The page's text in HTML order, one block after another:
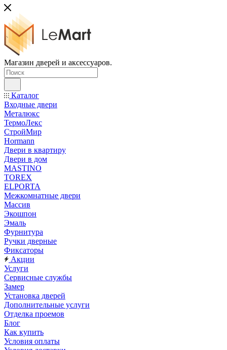
Магазин дверей и аксессуаров.
Каталог
Входные двери
Металюкс
ТермоЛекс
СтройМир
Hormann
Двери в квартиру
Двери в дом
MASTINO
TOREX
ELPORTA
Межкомнатные двери
Массив
Экошпон
Эмаль
Фурнитура
Ручки дверные
Фиксаторы
Акции
Услуги
Сервисные службы
Замер
Установка дверей
Дополнительные услуги
Отделка проемов
Блог
Как купить
Условия оплаты